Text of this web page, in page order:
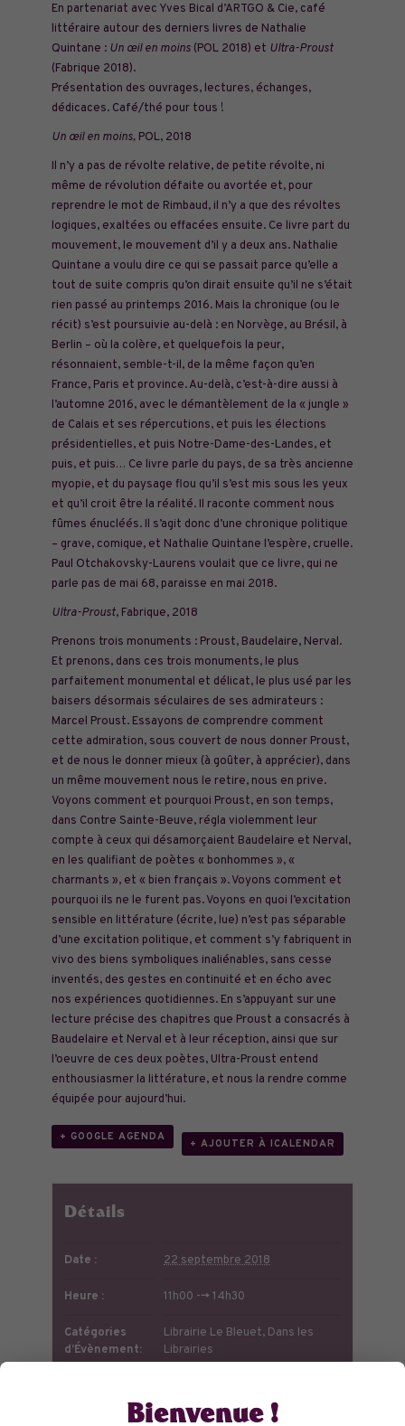
En partenariat avec Yves Bical d’ARTGO & Cie, café
littéraire autour des derniers livres de Nathalie
Quintane : Un œil en moins(POL 2018) et Ultra-Proust
(Fabrique 2018).
Présentation des ouvrages, lectures, échanges,
dédicaces. Café/thé pour tous !
Un œil en moins, POL, 2018
Il n’y a pas de révolte relative, de petite révolte, ni
même de révolution défaite ou avortée et, pour
reprendre le mot de Rimbaud, il n’y a que des révoltes
logiques, exaltées ou effacées ensuite. Ce livre part du
mouvement, le mouvement d’il y a deux ans. Nathalie
Quintane a voulu dire ce qui se passait parce qu’elle a
tout de suite compris qu’on dirait ensuite qu’il ne s’était
rien passé au printemps 2016. Mais la chronique (ou le
récit) s’est poursuivie au-delà : en Norvège, au Brésil, à
Berlin – où la colère, et quelquefois la peur,
résonnaient, semble-t-il, de la même façon qu’en
France, Paris et province. Au-delà, c’est-à-dire aussi à
l’automne 2016, avec le démantèlement de la « jungle »
de Calais et ses répercutions, et puis les élections
présidentielles, et puis Notre-Dame-des-Landes, et
puis, et puis… Ce livre parle du pays, de sa très ancienne
myopie, et du paysage flou qu’il s’est mis sous les yeux
et qu’il croit être la réalité. Il raconte comment nous
fûmes énucléés. Il s’agit donc d’une chronique politique
– grave, comique, et Nathalie Quintane l’espère, cruelle.
Paul Otchakovsky-Laurens voulait que ce livre, qui ne
parle pas de mai 68, paraisse en mai 2018.
Ultra-Proust, Fabrique, 2018
Prenons trois monuments : Proust, Baudelaire, Nerval.
Et prenons, dans ces trois monuments, le plus
parfaitement monumental et délicat, le plus usé par les
baisers désormais séculaires de ses admirateurs :
Marcel Proust. Essayons de comprendre comment
cette admiration, sous couvert de nous donner Proust,
et de nous le donner mieux (à goûter, à apprécier), dans
un même mouvement nous le retire, nous en prive.
Voyons comment et pourquoi Proust, en son temps,
dans Contre Sainte-Beuve, régla violemment leur
compte à ceux qui désamorçaient Baudelaire et Nerval,
en les qualifiant de poètes « bonhommes », «
charmants », et « bien français ». Voyons comment et
pourquoi ils ne le furent pas. Voyons en quoi l’excitation
sensible en littérature (écrite, lue) n’est pas séparable
d’une excitation politique, et comment s’y fabriquent in
vivo des biens symboliques inaliénables, sans cesse
inventés, des gestes en continuité et en écho avec
nos expériences quotidiennes. En s’appuyant sur une
lecture précise des chapitres que Proust a consacrés à
Baudelaire et Nerval et à leur réception, ainsi que sur
l’oeuvre de ces deux poètes, Ultra-Proust entend
enthousiasmer la littérature, et nous la rendre comme
équipée pour aujourd’hui.
+ GOOGLE AGENDA
+ AJOUTER À ICALENDAR
Détails
Date : 22 septembre 2018
Heure : 11h00 --> 14h30
Catégories
d’Évènement:
Librairie Le Bleuet, Dans les
Librairies
Bienvenue !